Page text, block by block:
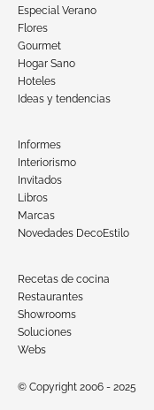
Especial Verano
Flores
Gourmet
Hogar Sano
Hoteles
Ideas y tendencias
Informes
Interiorismo
Invitados
Libros
Marcas
Novedades DecoEstilo
Recetas de cocina
Restaurantes
Showrooms
Soluciones
Webs
© Copyright 2006 - 2025